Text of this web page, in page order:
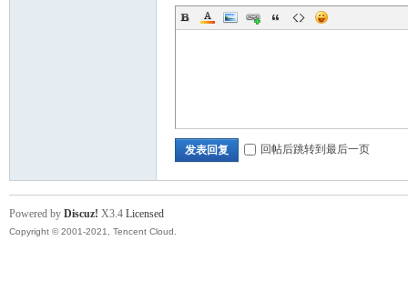
发表回复 回帖后跳转到最后一页
Powered by Discuz! X3.4 Licensed
Copyright © 2001-2021, Tencent Cloud.